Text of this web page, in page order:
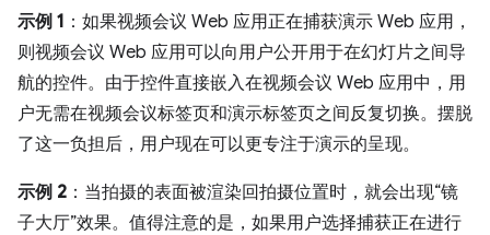
示例 1 ：如果视频会议 Web 应用正在捕获演示 Web 应用，
则视频会议 Web 应用可以向用户公开用于在幻灯片之间导
航的控件。由于控件直接嵌入在视频会议 Web 应用中，用
户无需在视频会议标签页和演示标签页之间反复切换。摆脱
了这一负担后，用户现在可以更专注于演示的呈现。
示例 2 ：当拍摄的表面被渲染回拍摄位置时，就会出现“镜
子大厅”效果。值得注意的是，如果用户选择捕获正在进行